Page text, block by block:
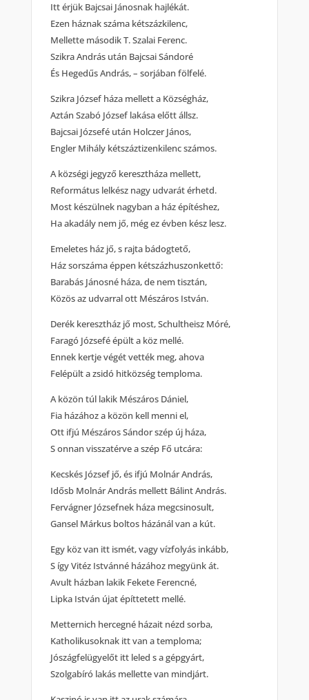
Itt érjük Bajcsai Jánosnak hajlékát.
Ezen háznak száma kétszázkilenc,
Mellette második T. Szalai Ferenc.
Szikra András után Bajcsai Sándoré
És Hegedűs András, – sorjában fölfelé.
Szikra József háza mellett a Községház,
Aztán Szabó József lakása előtt állsz.
Bajcsai Józsefé után Holczer János,
Engler Mihály kétszáztizenkilenc számos.
A községi jegyző keresztháza mellett,
Református lelkész nagy udvarát érhetd.
Most készülnek nagyban a ház építéshez,
Ha akadály nem jő, még ez évben kész lesz.
Emeletes ház jő, s rajta bádogtető,
Ház sorszáma éppen kétszázhuszonkettő:
Barabás Jánosné háza, de nem tisztán,
Közös az udvarral ott Mészáros István.
Derék keresztház jő most, Schultheisz Móré,
Faragó Józsefé épült a köz mellé.
Ennek kertje végét vették meg, ahova
Felépült a zsidó hitközség temploma.
A közön túl lakik Mészáros Dániel,
Fia házához a közön kell menni el,
Ott ifjú Mészáros Sándor szép új háza,
S onnan visszatérve a szép Fő utcára:
Kecskés József jő, és ifjú Molnár András,
Idősb Molnár András mellett Bálint András.
Fervágner Józsefnek háza megcsinosult,
Gansel Márkus boltos házánál van a kút.
Egy köz van itt ismét, vagy vízfolyás inkább,
S így Vitéz Istvánné házához megyünk át.
Avult házban lakik Fekete Ferencné,
Lipka István újat építtetett mellé.
Metternich hercegné házait nézd sorba,
Katholikusoknak itt van a temploma;
Jószágfelügyelőt itt leled s a gépgyárt,
Szolgabíró lakás mellette van mindjárt.